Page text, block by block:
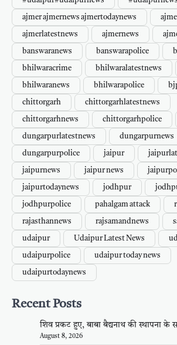
ajmer ajmernews ajmertodaynews
ajmerlatestnews ajmernews
banswaranews banswarapolice
bhilwaracrime bhilwaralatestnews
bhilwaranews bhilwarapolice
chittorgarh chittorgarhlatestnews
chittorgarhnews chittorgarhpolice
dungarpurlatestnews dungarpurnews
dungarpurpolice jaipur
jaipurnews jaipur news
jaipurtodaynews jodhpur
jodhpurpolice pahalgam attack
rajasthannews rajsamandnews
udaipur Udaipur Latest News
udaipurpolice udaipur today news
udaipurtodaynews
Recent Posts
शिव प्रकट हुए, बाबा बैद्यनाथ की स्थापना के
August 8, 2026